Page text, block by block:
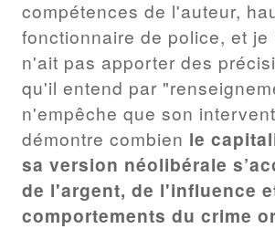
compétences de l'auteur,
fonctionnaire de police, et je
n'ait pas apporter des
qu'il entend par
n'empêche que son
démontre combien le
sa version néolibérale
de l'argent, de l'influence
comportements du crime